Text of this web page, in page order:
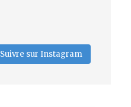
Suivre sur Instagram